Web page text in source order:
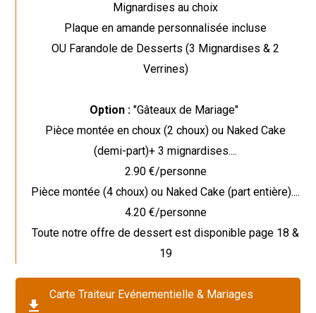
Mignardises au choix
Plaque en amande personnalisée incluse
OU Farandole de Desserts (3 Mignardises & 2
Verrines)
Option : "Gâteaux de Mariage"
Pièce montée en choux (2 choux) ou Naked Cake
(demi-part)+ 3 mignardises....
2.90 €/personne
Pièce montée (4 choux) ou Naked Cake (part entière)....
4.20 €/personne
Toute notre offre de dessert est disponible page 18 &
19
get_app
Carte Traiteur Evénementielle & Mariages